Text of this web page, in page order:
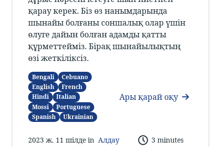
қарау керек. Біз өз нанымдарында
шынайы болғаны соншалық олар үшін
өлуге дайын болған адамды қатты
құрметтейміз. Бірақ шынайылықтың
өзі жеткіліксіз.
Bengali
Cebuano
English
French
Hindi
Italian
Mossi
Portuguese
Spanish
Ukrainian
Ары қарай оқу
2023 ж. 11 шілде in Алдау 3 minutes